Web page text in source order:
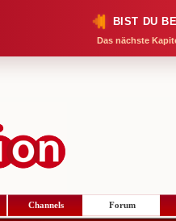
BIST DU
Das nächste
Channels Forum